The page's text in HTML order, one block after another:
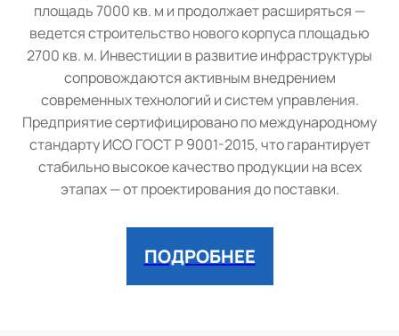
площадь 7000 кв. м и продолжает расширяться —
ведется строительство нового корпуса площадью
2700 кв. м. Инвестиции в развитие инфраструктуры
сопровождаются активным внедрением
современных технологий и систем управления.
Предприятие сертифицировано по международному
стандарту ИСО ГОСТ Р 9001-2015, что гарантирует
стабильно высокое качество продукции на всех
этапах — от проектирования до поставки.
ПОДРОБНЕЕ